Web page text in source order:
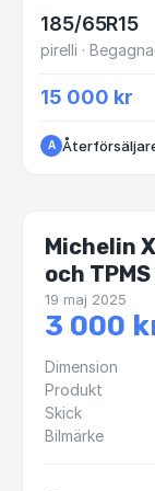
185/65R15
pirelli ·
15 000 kr
A
Michelin
och
19 maj 2025
3 000
Dimension
Produkt
Skick
Bilmärke